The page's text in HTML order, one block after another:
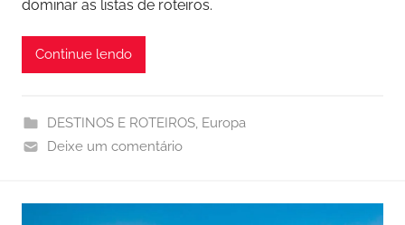
dominar as listas de roteiros.
Continue lendo
DESTINOS E ROTEIROS, Europa
Deixe um comentário